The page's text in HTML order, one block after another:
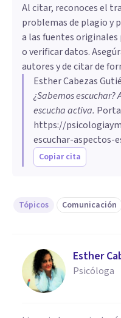
Al citar, reconoces el
problemas de plagio y
a las fuentes
o verificar datos.
autores y de citar de
Esther Cabezas
¿Sabemos
escucha activa.
https://
escuchar-aspectos-
Copiar cita
Tópicos Comunicación
Esther
Psicóloga